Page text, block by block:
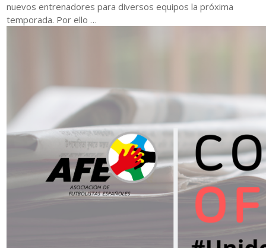
nuevos entrenadores para diversos equipos la próxima
temporada. Por ello …